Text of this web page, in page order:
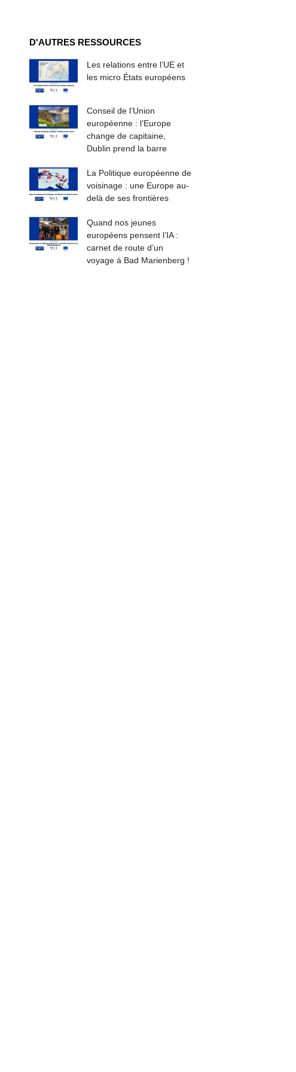
D'AUTRES RESSOURCES
Les relations entre l’UE et
les micro États européens
Conseil de l’Union
européenne : l’Europe
change de capitaine,
Dublin prend la barre
La Politique européenne de
voisinage : une Europe au-
delà de ses frontières
Quand nos jeunes
européens pensent l’IA :
carnet de route d’un
voyage à Bad Marienberg !